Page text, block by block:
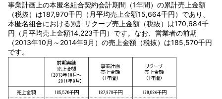
事業計画上の本匿名組合契約会計期間（1年間）の累計売上金額
（税抜）は187,970千円（月平均売上金額15,664千円）であり、
本匿名組合における累計リクープ売上金額（税抜）は170,684千
円（月平均売上金額14,223千円）です。なお、営業者の前期
（2013年10月～2014年9月）の売上金額（税抜）は185,570千円
です。